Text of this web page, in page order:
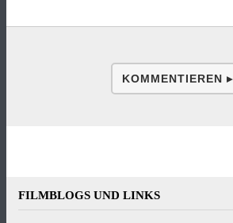
KOMMENTIEREN ▸
FILMBLOGS UND LINKS